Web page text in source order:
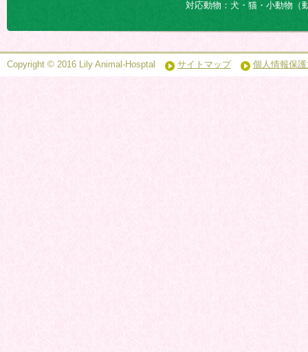
対応動物：犬・猫・小動物（
Copyright © 2016 Lily Animal-Hosptal サイトマップ 個人情報保